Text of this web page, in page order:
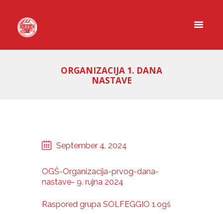
ORGANIZACIJA 1. DANA
NASTAVE
September 4, 2024
OGŠ-Organizacija-prvog-dana-
nastave- 9. rujna 2024
Raspored grupa SOLFEGGIO 1.ogš